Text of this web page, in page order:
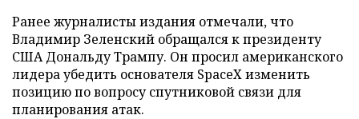
Ранее журналисты издания отмечали, что
Владимир Зеленский обращался к президенту
США Дональду Трампу. Он просил американского
лидера убедить основателя SpaceX изменить
позицию по вопросу спутниковой связи для
планирования атак.